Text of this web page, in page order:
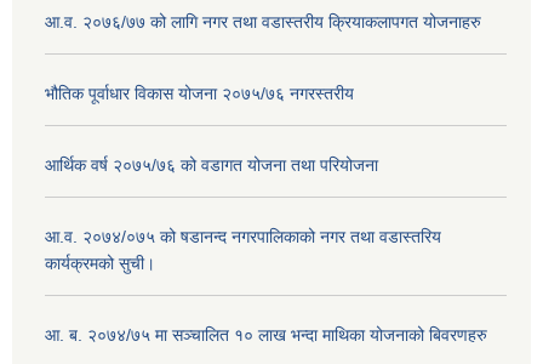
आ.व. २०७६/७७ को लागि नगर तथा वडास्तरीय क्रियाकलापगत योजनाहरु
भौतिक पूर्वाधार विकास योजना २०७५/७६ नगरस्तरीय
आर्थिक वर्ष २०७५/७६ को वडागत योजना तथा परियोजना
आ.व. २०७४/०७५ को षडानन्द नगरपालिकाको नगर तथा वडास्तरिय
कार्यक्रमको सुची।
आ. ब. २०७४/७५ मा सञ्चालित १० लाख भन्दा माथिका योजनाको बिवरणहरु